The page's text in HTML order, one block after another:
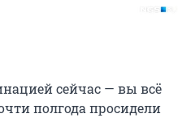
сейчас — вы всё
полгода просидели